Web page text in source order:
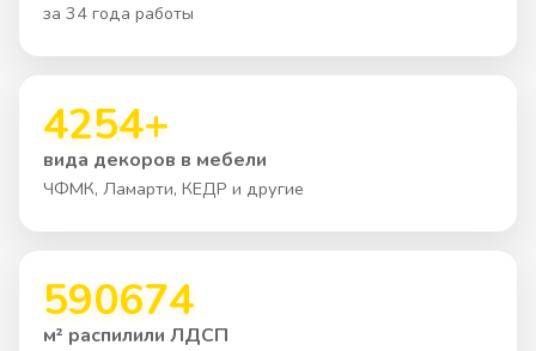
за 34 года работы
4254+
вида декоров в мебели
ЧФМК, Ламарти, КЕДР и другие
590674
м² распилили ЛДСП